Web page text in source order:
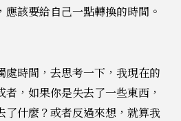
該要給自己一點轉換的時間。
處時間，去思考一下，我現在的
，如果你是失去了一些東西，
了什麼？或者反過來想，就算我